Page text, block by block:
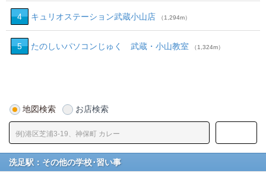
4 キュリオステーション武蔵小山店 （1,294m）
5 たのしいパソコンじゅく 武蔵・小山教室 （1,324m）
地図検索 お店検索
洗足駅：その他の学校･習い事